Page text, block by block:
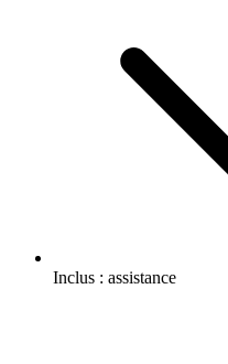
Inclus : assistance